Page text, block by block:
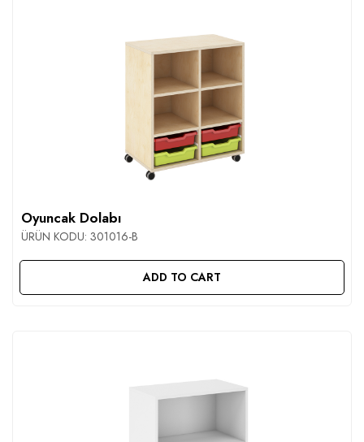
Oyuncak Dolabı
ÜRÜN KODU: 301016-B
ADD TO CART